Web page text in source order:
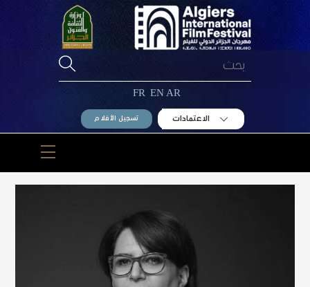
AR
EN
FR
الاعتمادات تسجيل الأفلام
Menu